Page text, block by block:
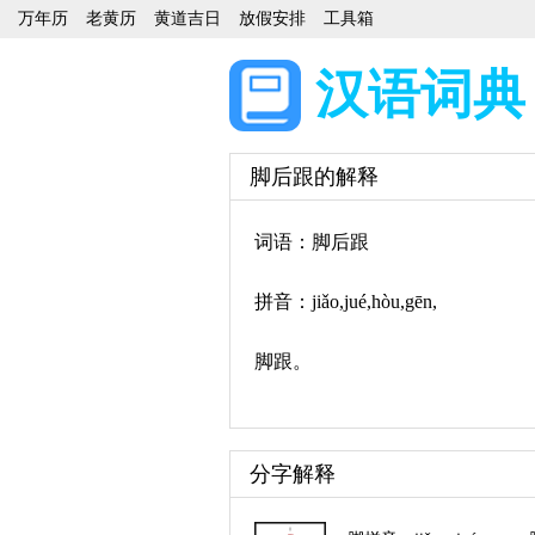
万年历 老黄历 黄道吉日 放假安排 工具箱
汉语词典
脚后跟的解释
词语：脚后跟
拼音：jiǎo,jué,hòu,gēn,
脚跟。
分字解释